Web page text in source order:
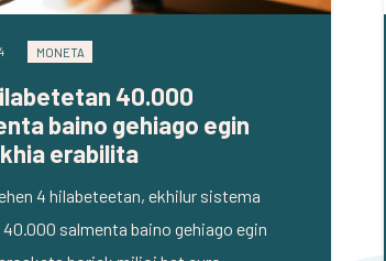
MONETA
40.000
baino gehiago egin
erabilita
4 hilabeteetan, ekhilur sistema
salmenta baino gehiago egin